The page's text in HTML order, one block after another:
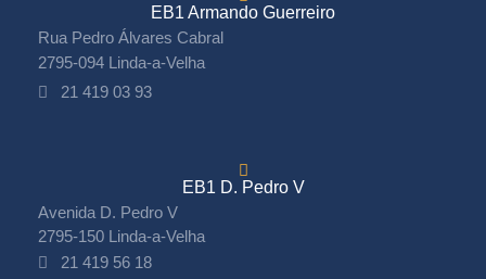
EB1 Armando Guerreiro
Rua Pedro Álvares Cabral
2795-094 Linda-a-Velha
21 419 03 93
EB1 D. Pedro V
Avenida D. Pedro V
2795-150 Linda-a-Velha
21 419 56 18